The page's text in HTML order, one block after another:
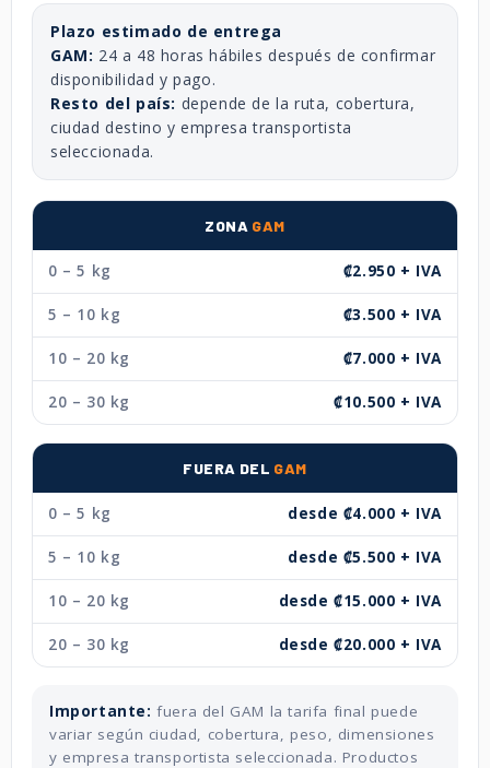
Plazo estimado de entrega
GAM: 24 a 48 horas hábiles después de confirmar
disponibilidad y pago.
Resto del país: depende de la ruta, cobertura,
ciudad destino y empresa transportista
seleccionada.
ZONA GAM
0 – 5 kg ₡2.950 + IVA
5 – 10 kg ₡3.500 + IVA
10 – 20 kg ₡7.000 + IVA
20 – 30 kg ₡10.500 + IVA
FUERA DEL GAM
0 – 5 kg desde ₡4.000 + IVA
5 – 10 kg desde ₡5.500 + IVA
10 – 20 kg desde ₡15.000 + IVA
20 – 30 kg desde ₡20.000 + IVA
Importante: fuera del GAM la tarifa final puede
variar según ciudad, cobertura, peso, dimensiones
y empresa transportista seleccionada. Productos